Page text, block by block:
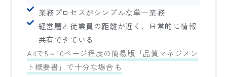
業務プロセスがシンプルな単一業務
経営層と従業員の距離が近く、日常的に情報
共有できている
A4で5～10ページ程度の簡易版「品質マネジメン
ト概要書」で十分な場合も